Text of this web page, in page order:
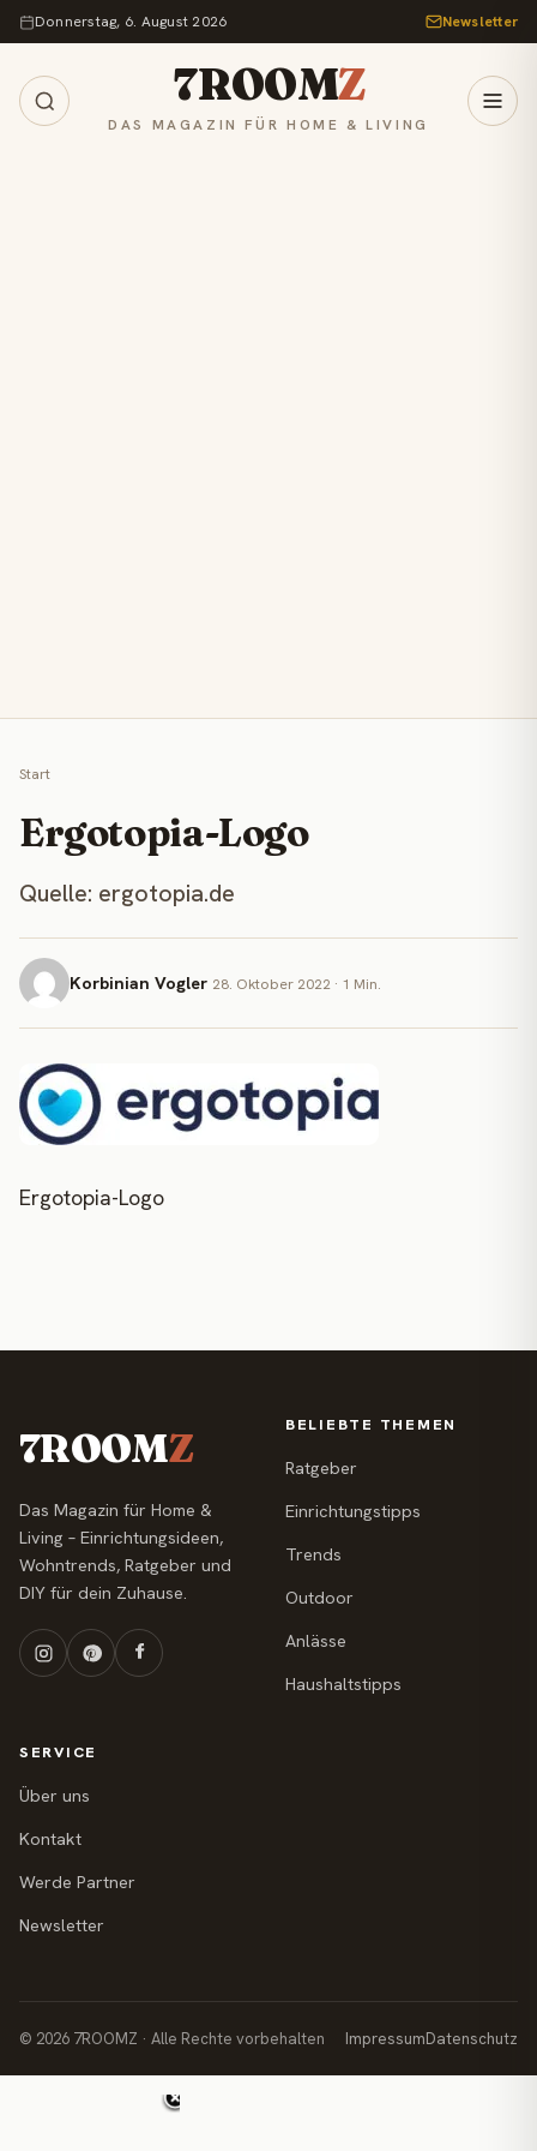
Zum Inhalt springen
Donnerstag, 6. August 2026 Newsletter
7ROOMZ
DAS MAGAZIN FÜR HOME & LIVING
Start
Ergotopia-Logo
Quelle: ergotopia.de
Korbinian Vogler 28. Oktober 2022 · 1 Min.
Ergotopia-Logo
7ROOMZ
Das Magazin für Home &
Living – Einrichtungsideen,
Wohntrends, Ratgeber und
DIY für dein Zuhause.
BELIEBTE THEMEN
Ratgeber
Einrichtungstipps
Trends
Outdoor
Anlässe
Haushaltstipps
SERVICE
Über uns
Kontakt
Werde Partner
Newsletter
© 2026 7ROOMZ · Alle Rechte vorbehalten ImpressumDatenschutz